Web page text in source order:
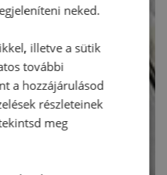
neked.
illetve a sütik
további
a hozzájárulásod
részleteinek
meg